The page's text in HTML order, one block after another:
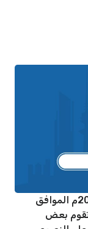
يتم إرسال تهاني رمضان المكتوبة لعام 2026م الموافق
تقوم بعض